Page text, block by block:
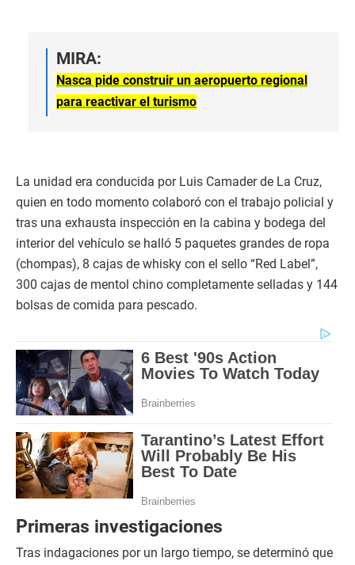
MIRA:
Nasca pide construir un aeropuerto regional
para reactivar el turismo
La unidad era conducida por Luis Camader de La Cruz,
quien en todo momento colaboró con el trabajo policial y
tras una exhausta inspección en la cabina y bodega del
interior del vehículo se halló 5 paquetes grandes de ropa
(chompas), 8 cajas de whisky con el sello “Red Label”,
300 cajas de mentol chino completamente selladas y 144
bolsas de comida para pescado.
Primeras investigaciones
Tras indagaciones por un largo tiempo, se determinó que